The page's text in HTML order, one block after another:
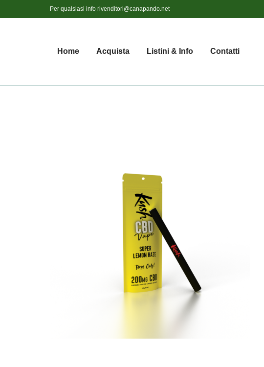
Per qualsiasi info rivenditori@canapando.net
Home Acquista Listini & Info Contatti